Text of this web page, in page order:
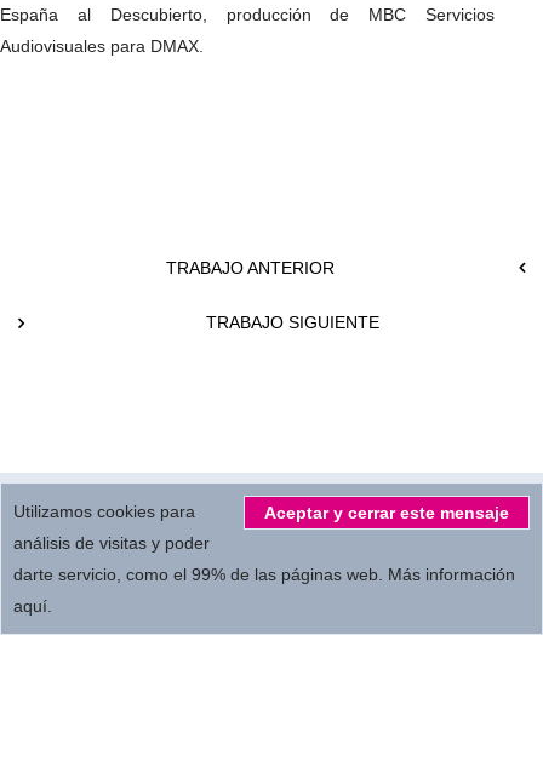
España al Descubierto, producción de MBC Servicios
Audiovisuales para DMAX.
TRABAJO ANTERIOR
TRABAJO SIGUIENTE
All Rights reserved byMBC Servicios Audiovisuales S.L.
Aceptar y cerrar este mensaje
Utilizamos cookies para
análisis de visitas y poder
darte servicio, como el 99% de las páginas web. Más información
aquí